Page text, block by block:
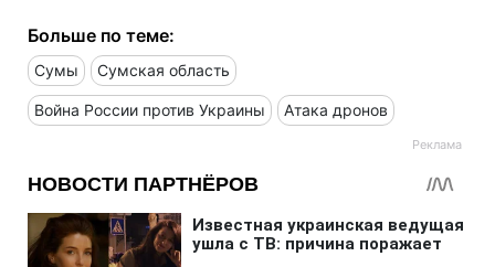
Больше по теме:
Сумы Сумская область
Война России против Украины Атака дронов